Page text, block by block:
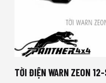
TỜI ĐIỆN WARN ZEON